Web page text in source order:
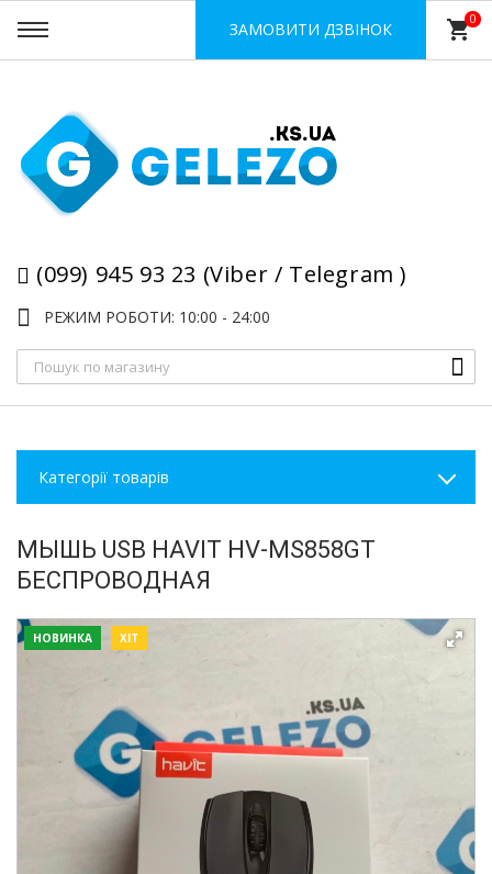
(099) 945 93 23 (Viber / Telegram )
РЕЖИМ РОБОТИ: 10:00 - 24:00
ЗАМОВИТИ ДЗВІНОК shopping_cart0
Категорії товарів
МЫШЬ USB HAVIT HV-MS858GT
БЕСПРОВОДНАЯ
НОВИНКА ХІТ